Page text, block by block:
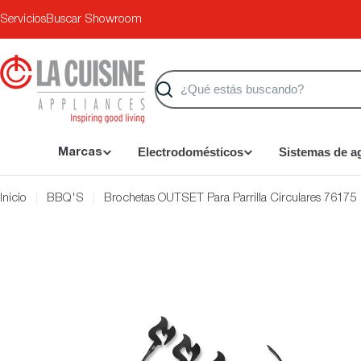
ServiciosBuscar Showroom
Buscar
Marcas Electrodomésticos Sistemas de
Inicio BBQ'S Brochetas OUTSET Para Parrilla Circulares 76175